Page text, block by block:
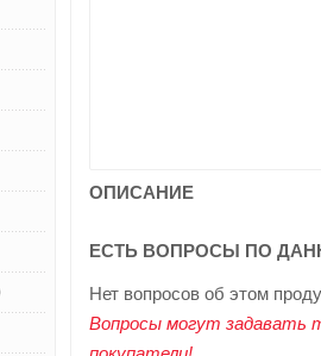
ОПИСАНИЕ
ЕСТЬ ВОПРОСЫ ПО
Нет вопросов об этом
Вопросы могут задавать